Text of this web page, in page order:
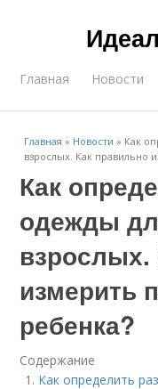
Главная Новости
Главная » Новости » Как
взрослых. Как правильно
Как
одежды
взрослых.
измерить
ребенка?
Содержание
Как определить